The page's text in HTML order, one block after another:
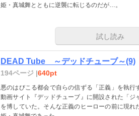
姫・真城舞とともに逆襲に転じるのだが…。
試し読み
DEAD Tube ～デッドチューブ～(9)
194ページ |640pt
悪のはびこる都会で自らの信ずる「正義」を執
動画サイト『デッドチューブ』に開設された「
を博していた。そんな正義のヒーローの前に現